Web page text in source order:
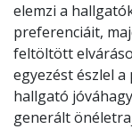
elemzi a
preferenciáit,
feltöltött
egyezést észlel
hallgató
generált